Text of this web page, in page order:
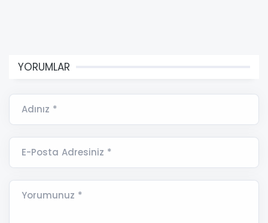
YORUMLAR
Adınız *
E-Posta Adresiniz *
Yorumunuz *